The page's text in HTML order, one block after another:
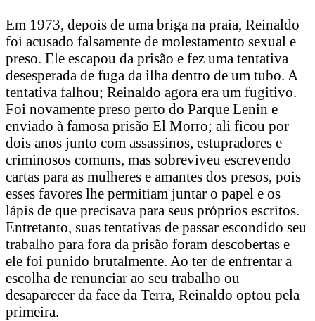
Em 1973, depois de uma briga na praia, Reinaldo
foi acusado falsamente de molestamento sexual e
preso. Ele escapou da prisão e fez uma tentativa
desesperada de fuga da ilha dentro de um tubo. A
tentativa falhou; Reinaldo agora era um fugitivo.
Foi novamente preso perto do Parque Lenin e
enviado à famosa prisão El Morro; ali ficou por
dois anos junto com assassinos, estupradores e
criminosos comuns, mas sobreviveu escrevendo
cartas para as mulheres e amantes dos presos, pois
esses favores lhe permitiam juntar o papel e os
lápis de que precisava para seus próprios escritos.
Entretanto, suas tentativas de passar escondido seu
trabalho para fora da prisão foram descobertas e
ele foi punido brutalmente. Ao ter de enfrentar a
escolha de renunciar ao seu trabalho ou
desaparecer da face da Terra, Reinaldo optou pela
primeira.